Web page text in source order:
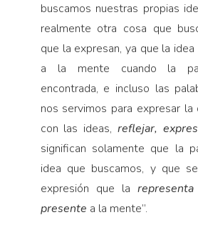
buscamos nuestras propias
realmente otra cosa que
que la expresan, ya que la
a la mente cuando la
encontrada, e incluso las
nos servimos para expresar la
con las ideas, reflejar,
significan solamente que la
idea que buscamos, y que
expresión que la representa
presente a la mente”.